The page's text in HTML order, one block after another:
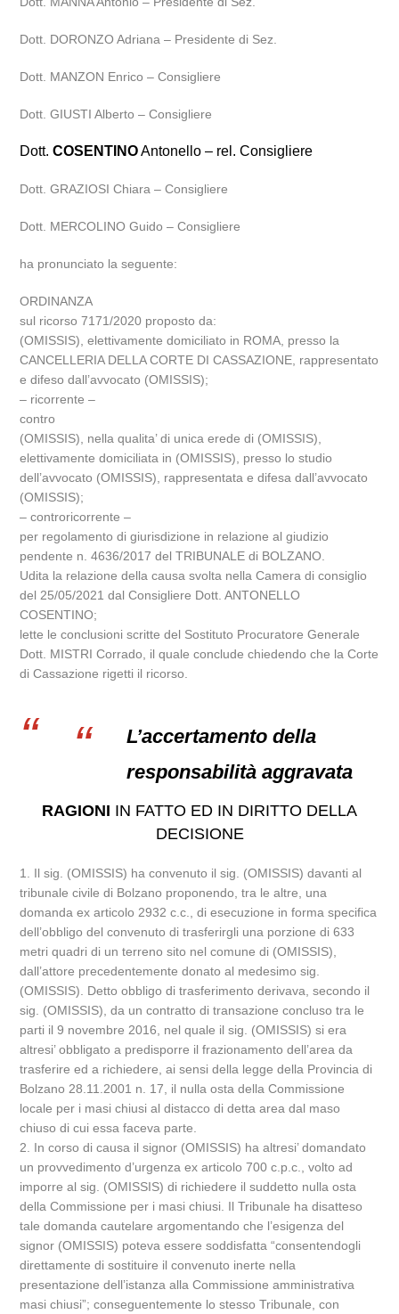
Dott. DORONZO Adriana – Presidente di Sez.
Dott. MANZON Enrico – Consigliere
Dott. GIUSTI Alberto – Consigliere
Dott.COSENTINOAntonello – rel. Consigliere
Dott. GRAZIOSI Chiara – Consigliere
Dott. MERCOLINO Guido – Consigliere
ha pronunciato la seguente:
ORDINANZA
sul ricorso 7171/2020 proposto da:
(OMISSIS), elettivamente domiciliato in ROMA, presso la
CANCELLERIA DELLA CORTE DI CASSAZIONE, rappresentato
e difeso dall’avvocato (OMISSIS);
– ricorrente –
contro
(OMISSIS), nella qualita’ di unica erede di (OMISSIS),
elettivamente domiciliata in (OMISSIS), presso lo studio
dell’avvocato (OMISSIS), rappresentata e difesa dall’avvocato
(OMISSIS);
– controricorrente –
per regolamento di giurisdizione in relazione al giudizio
pendente n. 4636/2017 del TRIBUNALE di BOLZANO.
Udita la relazione della causa svolta nella Camera di consiglio
del 25/05/2021 dal Consigliere Dott. ANTONELLO
COSENTINO;
lette le conclusioni scritte del Sostituto Procuratore Generale
Dott. MISTRI Corrado, il quale conclude chiedendo che la Corte
di Cassazione rigetti il ricorso.
L’accertamento della
responsabilità aggravata
RAGIONI IN FATTO ED IN DIRITTO DELLA
DECISIONE
1. Il sig. (OMISSIS) ha convenuto il sig. (OMISSIS) davanti al
tribunale civile di Bolzano proponendo, tra le altre, una
domanda ex articolo 2932 c.c., di esecuzione in forma specifica
dell’obbligo del convenuto di trasferirgli una porzione di 633
metri quadri di un terreno sito nel comune di (OMISSIS),
dall’attore precedentemente donato al medesimo sig.
(OMISSIS). Detto obbligo di trasferimento derivava, secondo il
sig. (OMISSIS), da un contratto di transazione concluso tra le
parti il 9 novembre 2016, nel quale il sig. (OMISSIS) si era
altresi’ obbligato a predisporre il frazionamento dell’area da
trasferire ed a richiedere, ai sensi della legge della Provincia di
Bolzano 28.11.2001 n. 17, il nulla osta della Commissione
locale per i masi chiusi al distacco di detta area dal maso
chiuso di cui essa faceva parte.
2. In corso di causa il signor (OMISSIS) ha altresi’ domandato
un provvedimento d’urgenza ex articolo 700 c.p.c., volto ad
imporre al sig. (OMISSIS) di richiedere il suddetto nulla osta
della Commissione per i masi chiusi. Il Tribunale ha disatteso
tale domanda cautelare argomentando che l’esigenza del
signor (OMISSIS) poteva essere soddisfatta “consentendogli
direttamente di sostituire il convenuto inerte nella
presentazione dell’istanza alla Commissione amministrativa
masi chiusi”; conseguentemente lo stesso Tribunale, con